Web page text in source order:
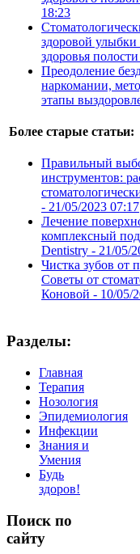
18:23
здоровой
здоровья
Преодоление
наркомании,
этапы
Более старые статьи:
Правильный
инструментов:
- 21/05/2023 07:17
Лечение
комплексный
Dentistry - 21/05/
Чистка зубов от
Советы от
Коновой - 10/05/
Разделы:
Главная
Терапия
Нозология
Эпидемиология
Инфекции
Знания и
Умения
Будь
здоров!
Поиск по
сайту